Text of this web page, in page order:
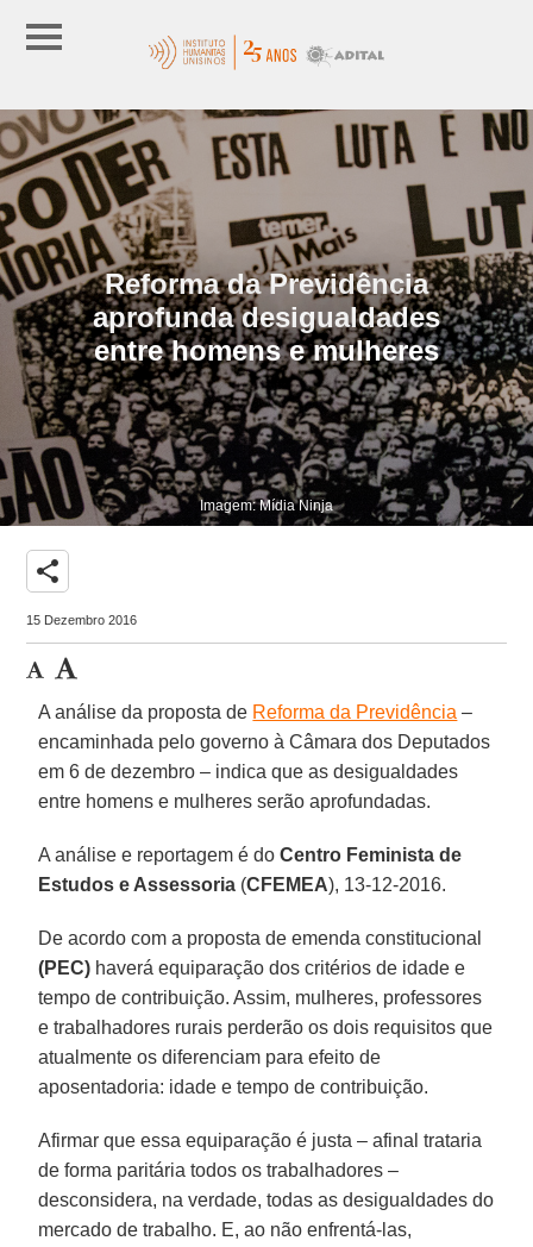
Reforma da Previdência
aprofunda desigualdades
entre homens e mulheres
Imagem: Mídia Ninja
share
15 Dezembro 2016
A análise da proposta de Reforma da Previdência –
encaminhada pelo governo à Câmara dos Deputados
em 6 de dezembro – indica que as desigualdades
entre homens e mulheres serão aprofundadas.
A análise e reportagem é doCentro Feminista de
Estudos e Assessoria (CFEMEA), 13-12-2016.
De acordo com a proposta de emenda constitucional
(PEC) haverá equiparação dos critérios de idade e
tempo de contribuição. Assim, mulheres, professores
e trabalhadores rurais perderão os dois requisitos que
atualmente os diferenciam para efeito de
aposentadoria: idade e tempo de contribuição.
Afirmar que essa equiparação é justa – afinal trataria
de forma paritária todos os trabalhadores –
desconsidera, na verdade, todas as desigualdades do
mercado de trabalho. E, ao não enfrentá-las,